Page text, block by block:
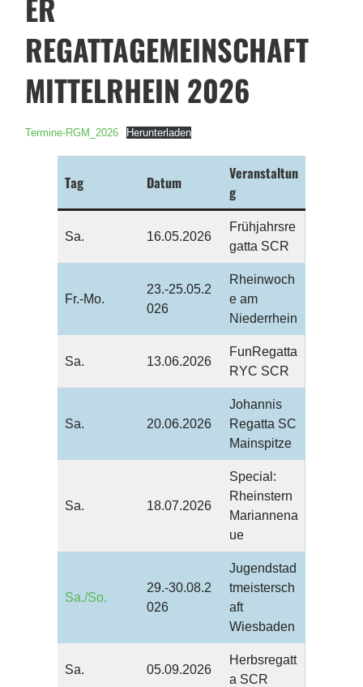
REGATTAGEMEINSCHAFT
MITTELRHEIN 2026
Termine-RGM_2026 Herunterladen
Tag Datum
Veranstaltun
g
Sa. 16.05.2026
Frühjahrsre
gatta SCR
Fr.-Mo.
23.-25.05.2
026
Rheinwoch
e am
Niederrhein
Sa. 13.06.2026
FunRegatta
RYC SCR
Sa. 20.06.2026
Johannis
Regatta SC
Mainspitze
Sa. 18.07.2026
Special:
Rheinstern
Mariannena
ue
Sa./So.
29.-30.08.2
026
Jugendstad
tmeistersch
aft
Wiesbaden
Sa. 05.09.2026
Herbsregatt
a SCR